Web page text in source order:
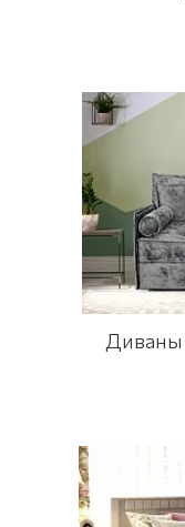
Диваны